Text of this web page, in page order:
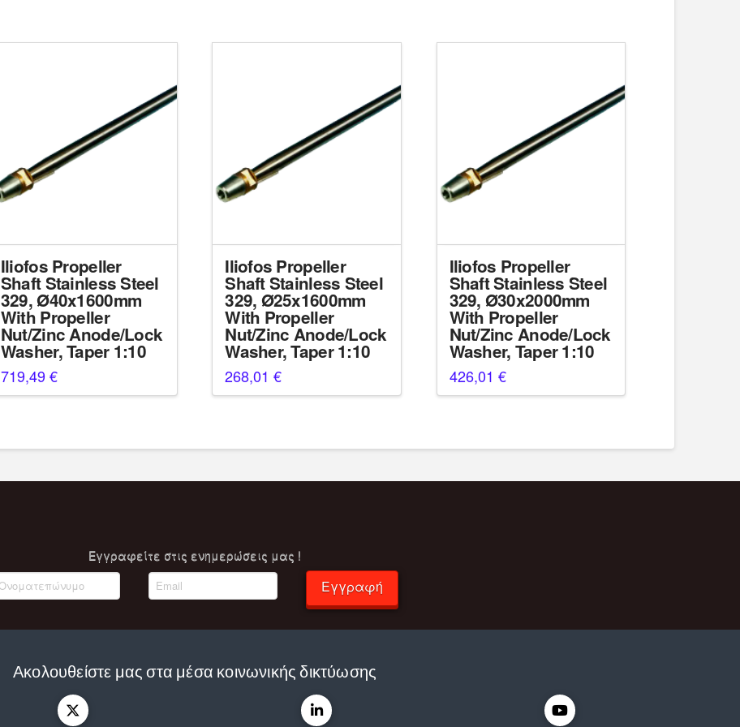
Iliofos Propeller
Shaft Stainless Steel
329, Ø40x1600mm
With Propeller
Nut/Zinc Anode/Lock
Washer, Taper 1:10
719,49€
Iliofos Propeller
Shaft Stainless Steel
329, Ø25x1600mm
With Propeller
Nut/Zinc Anode/Lock
Washer, Taper 1:10
268,01€
Iliofos Propeller
Shaft Stainless Steel
329, Ø30x2000mm
With Propeller
Nut/Zinc Anode/Lock
Washer, Taper 1:10
426,01 €
Eγγραφείτε στις ενημερώσεις μας !
Εγγραφή
Ακολουθείστε μας στα μέσα κοινωνικής δικτύωσης